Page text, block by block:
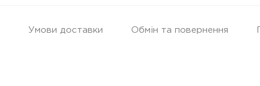
Умови доставки Обмін та повернення